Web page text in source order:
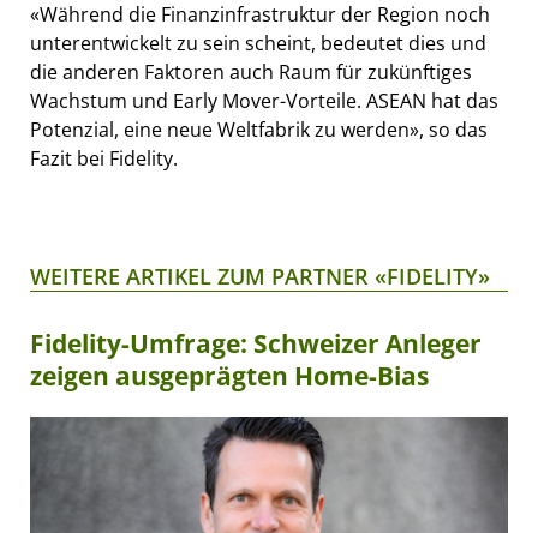
«Während die Finanzinfrastruktur der Region noch
unterentwickelt zu sein scheint, bedeutet dies und
die anderen Faktoren auch Raum für zukünftiges
Wachstum und Early Mover-Vorteile. ASEAN hat das
Potenzial, eine neue Weltfabrik zu werden», so das
Fazit bei Fidelity.
WEITERE ARTIKEL ZUM PARTNER «FIDELITY»
Fidelity-Umfrage: Schweizer Anleger
zeigen ausgeprägten Home-Bias